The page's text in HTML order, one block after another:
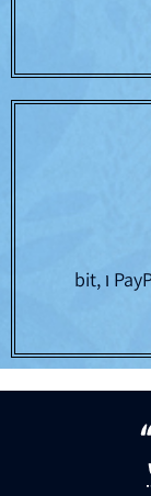
עובדים עם כל כרטיסי האשראי וגם PayPal ו bit,